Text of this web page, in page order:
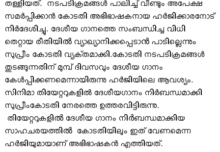
തള്ളിയത്. നടപടിക്രമങ്ങള്‍ പാലിച്ച് വീണ്ടും അപേക്ഷ
സമര്‍പ്പിക്കാന്‍ കോടതി അഭിഭാഷകനായ ഹര്‍ജിക്കാരനോട്
നിര്‍ദേശിച്ചു. ദേശീയ ഗാനത്തെ സംബന്ധിച്ച വിധി
തെറ്റായ രീതിയിൽ വ്യാഖ്യാനിക്കപ്പെടാൻ പാടില്ലെന്നും
സുപ്രീം കോടതി വ്യക്‌തമാക്കി.കോടതി നടപടിക്രമങ്ങള്‍
തുടങ്ങുന്നതിന് മുമ്പ് ദിവസവും ദേശീയ ഗാനം
കേള്‍പ്പിക്കണമെന്നായിരുന്നു ഹര്‍ജിയിലെ ആവശ്യം.
സിനിമാ തിയേറ്ററുകളില്‍ ദേശീയഗാനം നിര്‍ബന്ധമാക്കി
സുപ്രീംകോടതി നേരത്തെ ഉത്തരവിട്ടിരുന്നു.
തിയേറ്ററുകളിൽ ദേശീയ ഗാനം നിർബന്ധമാക്കിയ
സാഹചരയത്തിൽ കോടതിയിലും ഇത് വേണമെന്ന
ഹര്‍ജിയുമായാണ് അഭിഭാഷകന്‍ എത്തിയത്.